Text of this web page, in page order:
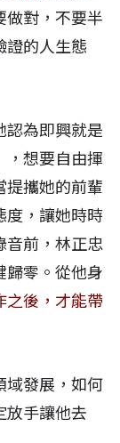
做對，不要半
證的人生態
認為即興就是
，想要自由揮
提攜她的前輩
，讓她時時
音前，林正忠
歸零。從他身
之後，才能帶
域發展，如何
放手讓他去